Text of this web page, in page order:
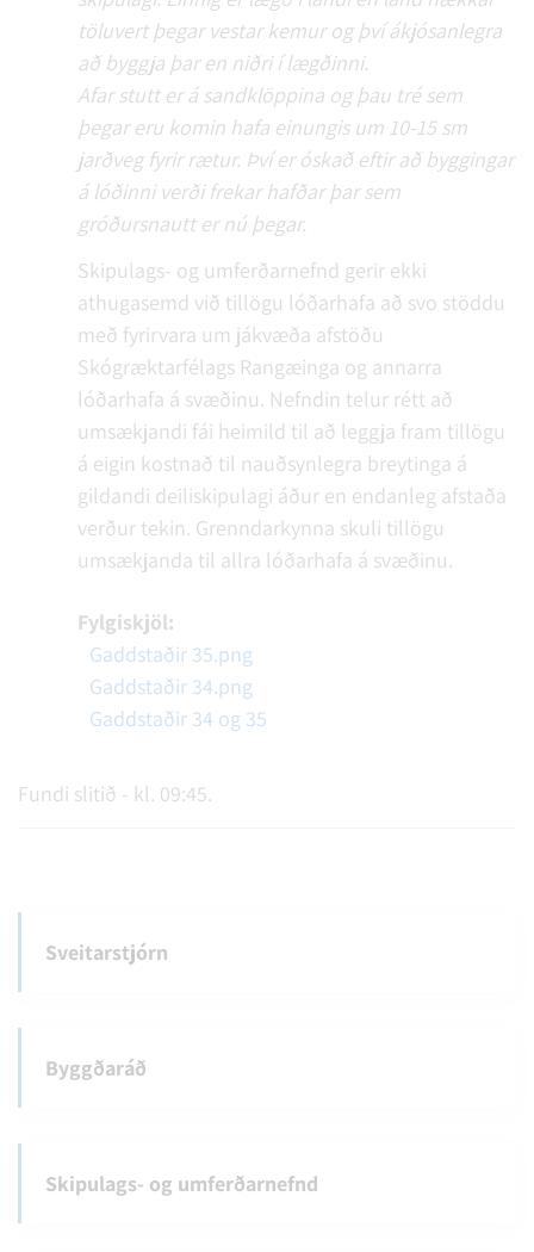
töluvert þegar vestar kemur og því ákjósanlegra
að byggja þar en niðri í lægðinni.
Afar stutt er á sandklöppina og þau tré sem
þegar eru komin hafa einungis um 10-15 sm
jarðveg fyrir rætur. Því er óskað eftir að byggingar
á lóðinni verði frekar hafðar þar sem
gróðursnautt er nú þegar.
Skipulags- og umferðarnefnd gerir ekki
athugasemd við tillögu lóðarhafa að svo stöddu
með fyrirvara um jákvæða afstöðu
Skógræktarfélags Rangæinga og annarra
lóðarhafa á svæðinu. Nefndin telur rétt að
umsækjandi fái heimild til að leggja fram tillögu
á eigin kostnað til nauðsynlegra breytinga á
gildandi deiliskipulagi áður en endanleg afstaða
verður tekin. Grenndarkynna skuli tillögu
umsækjanda til allra lóðarhafa á svæðinu.
Fylgiskjöl:
Gaddstaðir 35.png
Gaddstaðir 34.png
Gaddstaðir 34 og 35
Fundi slitið - kl. 09:45.
Sveitarstjórn
Byggðaráð
Skipulags- og umferðarnefnd